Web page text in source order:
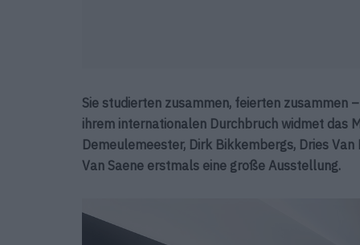
Sie studierten zusammen, feierten zusammen
ihrem internationalen Durchbruch widmet das
Demeulemeester, Dirk Bikkembergs, Dries
Van Saene erstmals eine große Ausstellung.